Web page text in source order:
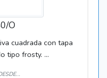
O
cuadrada con tapa
tipo frosty. ...